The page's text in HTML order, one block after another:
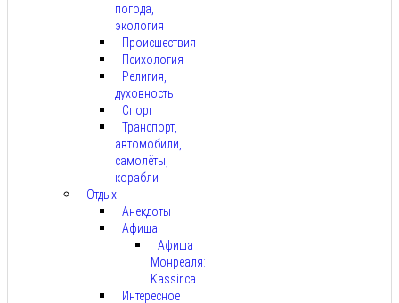
погода,
экология
Происшествия
Психология
Религия,
духовность
Спорт
Транспорт,
автомобили,
самолёты,
корабли
Отдых
Анекдоты
Афиша
Афиша
Монреаля:
Kassir.ca
Интересное